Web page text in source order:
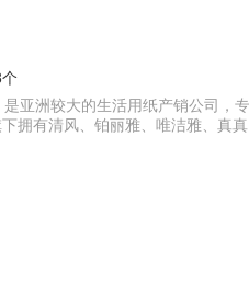
亚洲较大的生活用纸产销公司，
拥有清风、铂丽雅、唯洁雅、真真